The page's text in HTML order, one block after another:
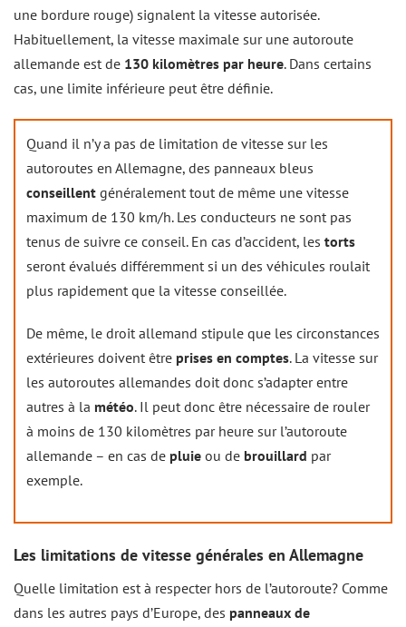
une bordure rouge) signalent la vitesse autorisée.
Habituellement, la vitesse maximale sur une autoroute
allemande est de 130 kilomètres par heure. Dans certains
cas, une limite inférieure peut être définie.
Quand il n’y a pas de limitation de vitesse sur les
autoroutes en Allemagne, des panneaux bleus
conseillent généralement tout de même une vitesse
maximum de 130 km/h. Les conducteurs ne sont pas
tenus de suivre ce conseil. En cas d’accident, les torts
seront évalués différemment si un des véhicules roulait
plus rapidement que la vitesse conseillée.
De même, le droit allemand stipule que les circonstances
extérieures doivent être prises en comptes. La vitesse sur
les autoroutes allemandes doit donc s’adapter entre
autres à la météo. Il peut donc être nécessaire de rouler
à moins de 130 kilomètres par heure sur l’autoroute
allemande – en cas de pluie ou de brouillard par
exemple.
Les limitations de vitesse générales en Allemagne
Quelle limitation est à respecter hors de l’autoroute? Comme
dans les autres pays d’Europe, des panneaux de